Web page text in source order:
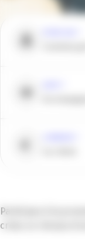
Participez à la
créez un réseau